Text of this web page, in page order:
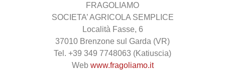
FRAGOLIAMO
SOCIETA’ AGRICOLA SEMPLICE
Località Fasse, 6
37010 Brenzone sul Garda (VR)
Tel. +39 349 7748063 (Katiuscia)
Web www.fragoliamo.it